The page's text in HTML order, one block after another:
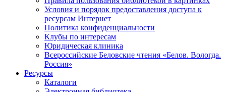
Условия и порядок предоставления доступа к
ресурсам Интернет
Политика конфиденциальности
Клубы по интересам
Юридическая клиника
Всероссийские Беловские чтения «Белов. Вологда.
Россия»
Ресурсы
Каталоги